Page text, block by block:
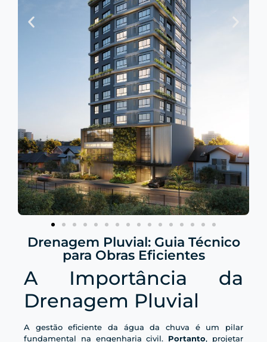
Drenagem Pluvial: Guia Técnico
para Obras Eficientes
A Importância da
Drenagem Pluvial
A gestão eficiente da água da chuva é um pilar
fundamental na engenharia civil. Portanto, projetar